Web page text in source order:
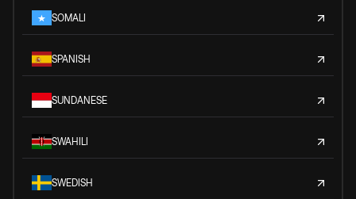
SOMALI
SPANISH
SUNDANESE
SWAHILI
SWEDISH